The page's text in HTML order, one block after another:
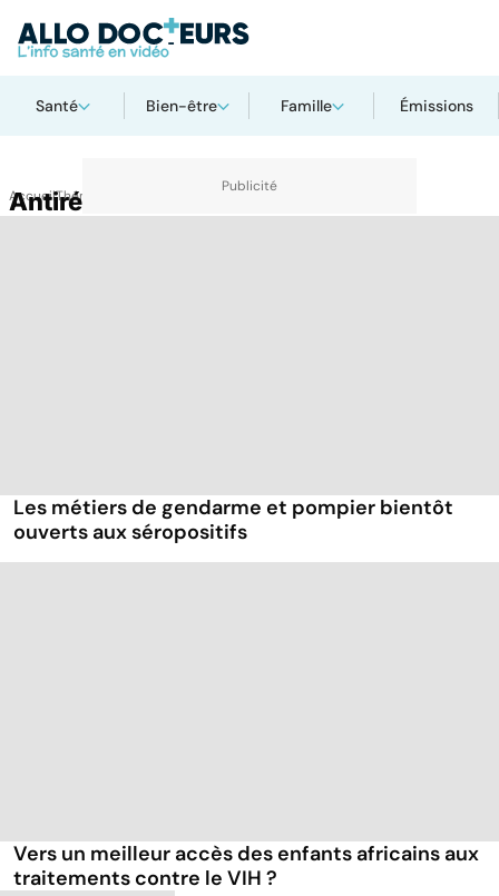
Santé Bien-être Famille Émissions
AccueilThématiques
Antirétroviraux
Les métiers de gendarme et pompier bientôt
ouverts aux séropositifs
Vers un meilleur accès des enfants africains aux
traitements contre le VIH ?